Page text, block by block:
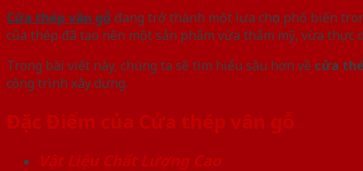
Cửa thép vân gỗ đang trở thành một lựa chọn phổ biến
của thép đã tạo nên một sản phẩm vừa thẩm mỹ, vừa thực
Trong bài viết này, chúng ta sẽ tìm hiểu sâu hơn về cửa
công trình xây dựng.
Đặc Điểm của Cửa thép vân gỗ
Vật Liệu Chất Lượng Cao